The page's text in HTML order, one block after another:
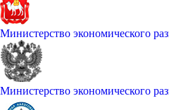
Министерство экономического
Министерство экономического